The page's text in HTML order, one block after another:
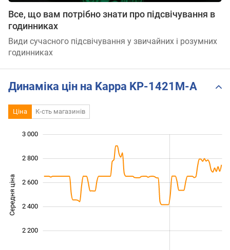
Все, що вам потрібно знати про підсвічування в
годинниках
Види сучасного підсвічування у звичайних і розумних
годинниках
Динаміка цін на Kappa KP-1421M-A
Ціна К-сть магазинів
Середня ціна
2 200
2 400
2 600
2 800
3 000